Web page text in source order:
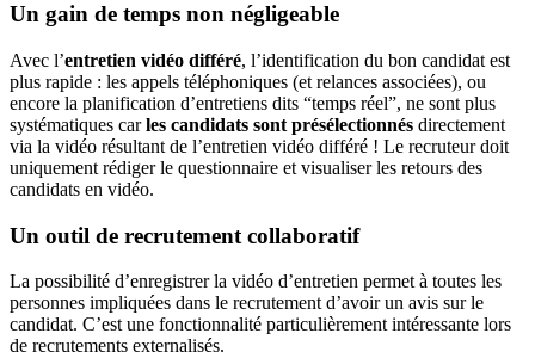
Un gain de temps non négligeable
Avec l’entretien vidéo différé, l’identification du bon candidat est
plus rapide : les appels téléphoniques (et relances associées), ou
encore la planification d’entretiens dits “temps réel”, ne sont plus
systématiques carles candidats sont présélectionnés directement
via la vidéo résultant de l’entretien vidéo différé ! Le recruteur doit
uniquement rédiger le questionnaire et visualiser les retours des
candidats en vidéo.
Un outil de recrutement collaboratif
La possibilité d’enregistrer la vidéo d’entretien permet à toutes les
personnes impliquées dans le recrutement d’avoir un avis sur le
candidat. C’est une fonctionnalité particulièrement intéressante lors
de recrutements externalisés.